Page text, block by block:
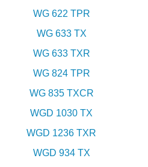
WG 622 TPR
WG 633 TX
WG 633 TXR
WG 824 TPR
WG 835 TXCR
WGD 1030 TX
WGD 1236 TXR
WGD 934 TX